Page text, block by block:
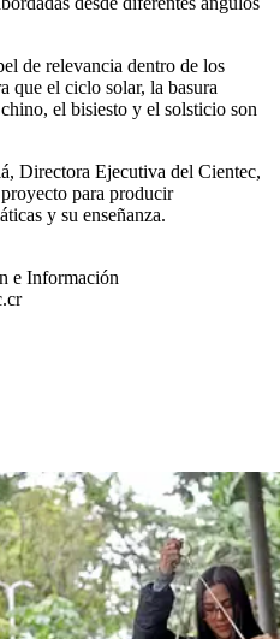
de relevancia dentro de los
que el ciclo solar, la basura
el bisiesto y el solsticio son
Directora Ejecutiva del Cientec,
para producir
y su enseñanza.
e Información